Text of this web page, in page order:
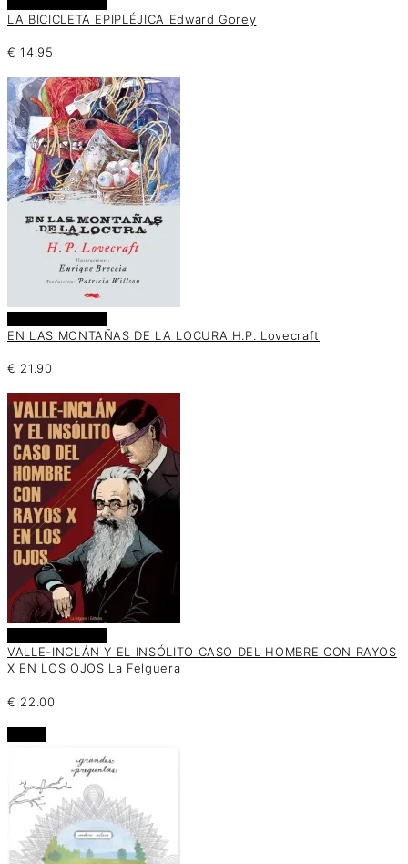
LA BICICLETA EPIPLÉJICA Edward Gorey
€ 14.95
EN LAS MONTAÑAS DE LA LOCURA H.P. Lovecraft
€ 21.90
VALLE-INCLÁN Y EL INSÓLITO CASO DEL HOMBRE CON RAYOS
X EN LOS OJOS La Felguera
€ 22.00